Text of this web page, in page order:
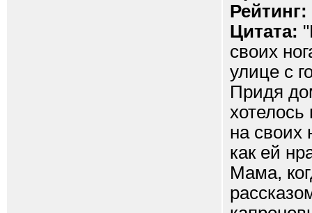
Рейтинг:
Цитата:
своих
улице с
Придя
на своих
как ей
Мама,